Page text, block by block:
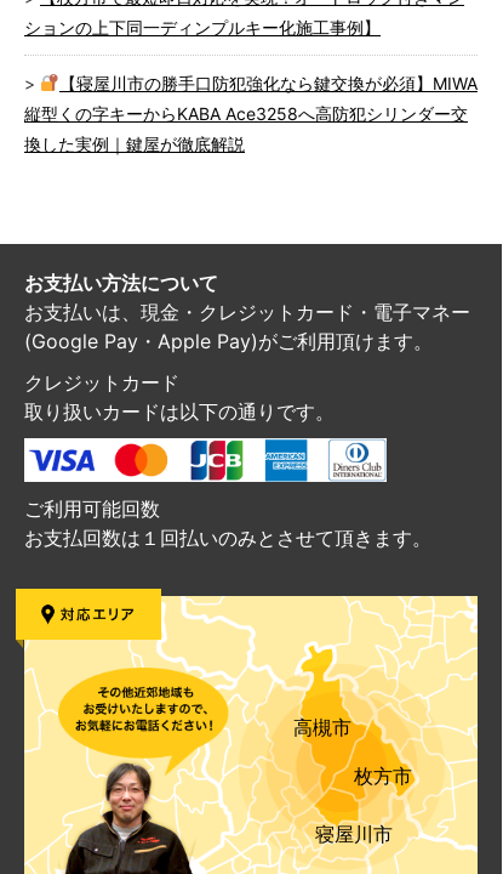
ションの上下同一ディンプルキー化施工事例】
【寝屋川市の勝手口防犯強化なら鍵交換が必須】MIWA
縦型くの字キーからKABA Ace3258へ高防犯シリンダー交
換した実例｜鍵屋が徹底解説
お支払い方法について
お支払いは、現金・クレジットカード・電子マネー
(Google Pay・Apple Pay)がご利用頂けます。
クレジットカード
取り扱いカードは以下の通りです。
ご利用可能回数
お支払回数は１回払いのみとさせて頂きます。
高槻市
枚方市
寝屋川市